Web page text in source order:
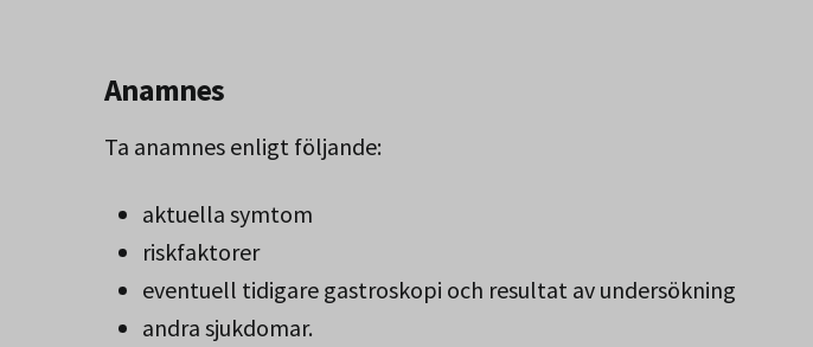
Anamnes
Ta anamnes enligt följande:
aktuella symtom
riskfaktorer
eventuell tidigare gastroskopi och resultat av undersökning
andra sjukdomar.